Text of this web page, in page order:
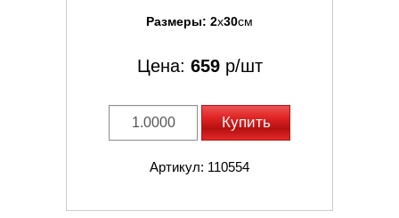
Размеры: 2x30см
Цена: 659р/шт
Купить
Артикул: 110554